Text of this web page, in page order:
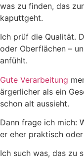
was zu finden, das
kaputtgeht.
Ich prüf die Qualität.
oder Oberflächen –
anfühlt.
Gute Verarbeitung
ärgerlicher als ein
schon alt aussieht.
Dann frage ich mich:
er eher praktisch
Ich such was, das zu